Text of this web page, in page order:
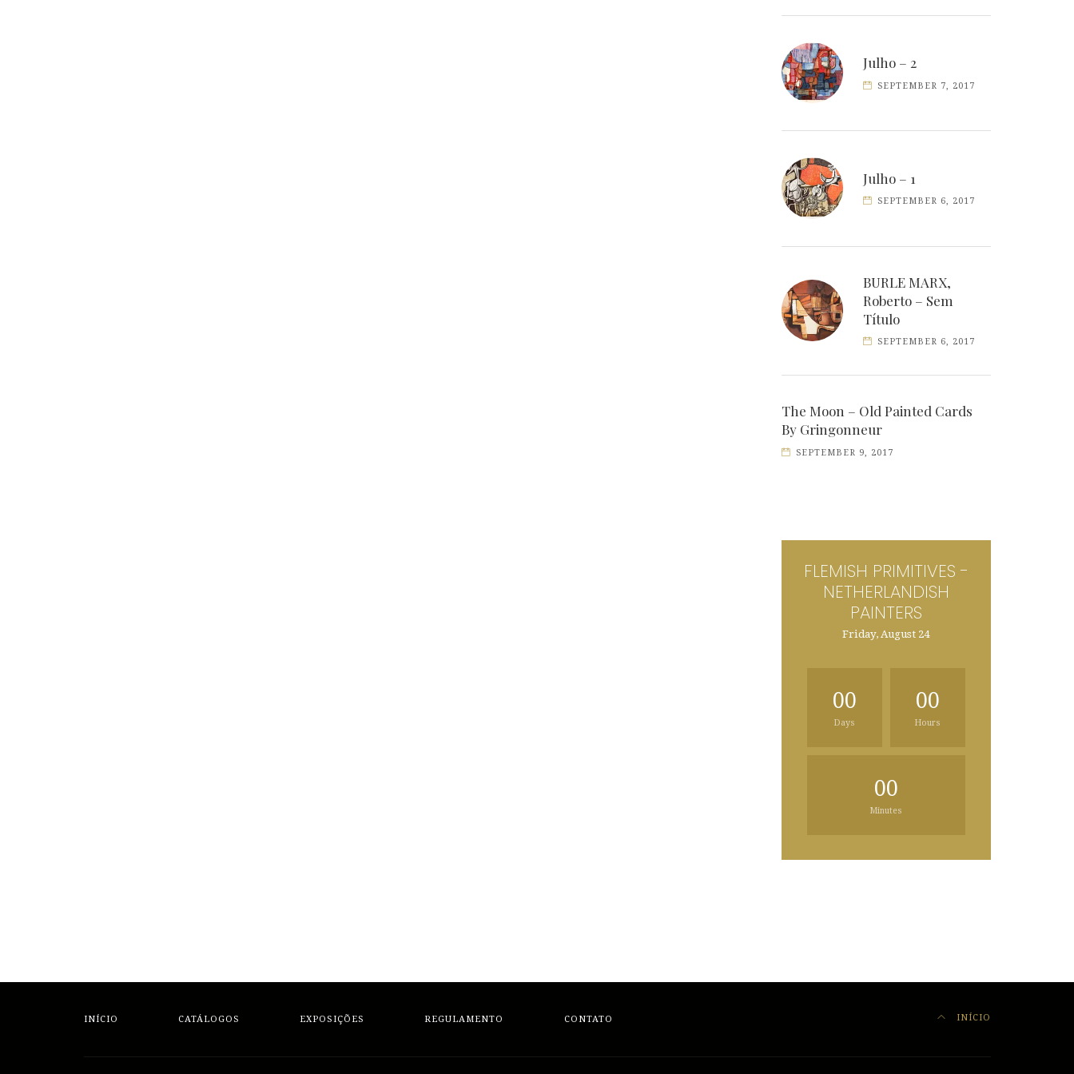
Julho – 2
SEPTEMBER 7, 2017
Julho – 1
SEPTEMBER 6, 2017
BURLE MARX,
Roberto – Sem
Título
SEPTEMBER 6, 2017
The Moon – Old Painted Cards
By Gringonneur
SEPTEMBER 9, 2017
FLEMISH PRIMITIVES -
NETHERLANDISH
PAINTERS
Friday, August 24
00
Days
00
Hours
00
Minutes
INÍCIO CATÁLOGOS EXPOSIÇÕES REGULAMENTO CONTATO INÍCIO